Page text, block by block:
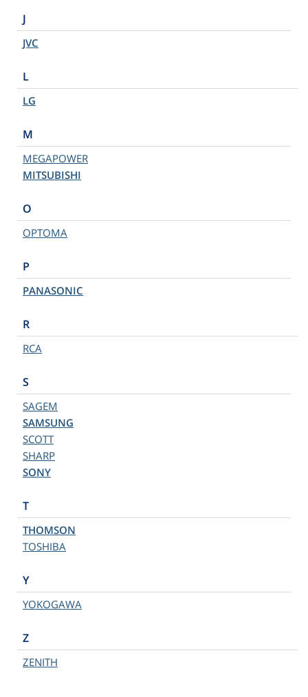
J
JVC
L
LG
M
MEGAPOWER
MITSUBISHI
O
OPTOMA
P
PANASONIC
R
RCA
S
SAGEM
SAMSUNG
SCOTT
SHARP
SONY
T
THOMSON
TOSHIBA
Y
YOKOGAWA
Z
ZENITH